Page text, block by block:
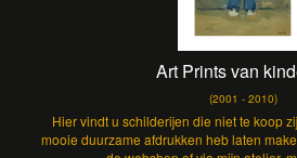
Art Prints van
(2001 - 2010)
Hier vindt u schilderijen die niet te koop
mooie duurzame afdrukken heb laten